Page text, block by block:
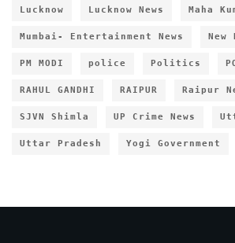
Lucknow Lucknow News Maha
Mumbai- Entertainment News New
PM MODI police Politics
RAHUL GANDHI RAIPUR Raipur
SJVN Shimla UP Crime News
Uttar Pradesh Yogi Government